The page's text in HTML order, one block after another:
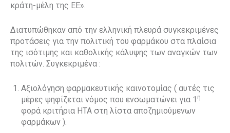
κράτη-μέλη της ΕΕ».
Διατυπώθηκαν από την ελληνική πλευρά συγκεκριμένες
προτάσεις για την πολιτική του φαρμάκου στα πλαίσια
της ισότιμης και καθολικής κάλυψης των αναγκών των
πολιτών. Συγκεκριμένα :
Αξιολόγηση φαρμακευτικής καινοτομίας ( αυτές τις
μέρες ψηφίζεται νόμος που ενσωματώνει για 1 η
φορά κριτήρια ΗΤΑ στη λίστα αποζημιούμενων
φαρμάκων ).